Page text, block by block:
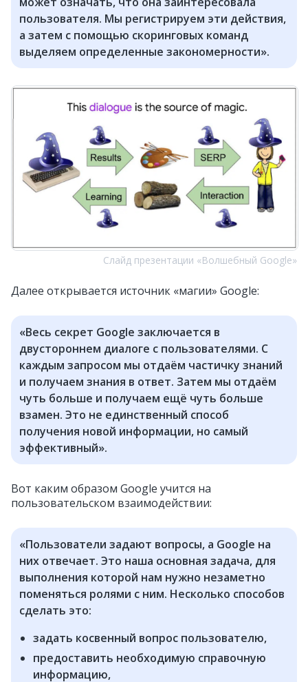
пользователя. Мы регистрируем эти действия,
а затем с помощью скоринговых команд
выделяем определенные закономерности».
Слайд презентации «Волшебный Google»
Далее открывается источник «магии» Google:
«Весь секрет Google заключается в
двустороннем диалоге с пользователями. С
каждым запросом мы отдаём частичку знаний
и получаем знания в ответ. Затем мы отдаём
чуть больше и получаем ещё чуть больше
взамен. Это не единственный способ
получения новой информации, но самый
эффективный».
Вот каким образом Google учится на
пользовательском взаимодействии:
«Пользователи задают вопросы, а Google на
них отвечает. Это наша основная задача, для
выполнения которой нам нужно незаметно
поменяться ролями с ним. Несколько способов
сделать это:
задать косвенный вопрос пользователю,
предоставить необходимую справочную
информацию,